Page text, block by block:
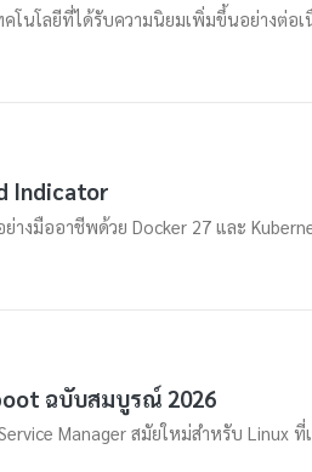
นโลยีที่ได้รับความนิยมเพิ่มขึ้นอย่างต่อเ
Indicator
งมืออาชีพด้วย Docker 27 และ
ฉบับสมบูรณ์ 2026
Manager สมัยใหม่สำหรับ Linux